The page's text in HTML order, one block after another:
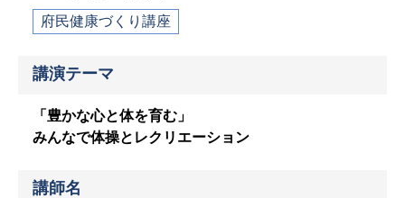
府民健康づくり講座
講演テーマ
「豊かな心と体を育む」
みんなで体操とレクリエーション
講師名